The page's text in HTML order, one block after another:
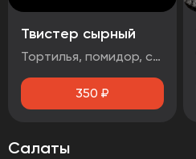
Твистер сырный
Тортилья, помидор, салат айсберг, сыр чеддер, стрипсы 2шт., соус сырный
350 ₽
Салаты